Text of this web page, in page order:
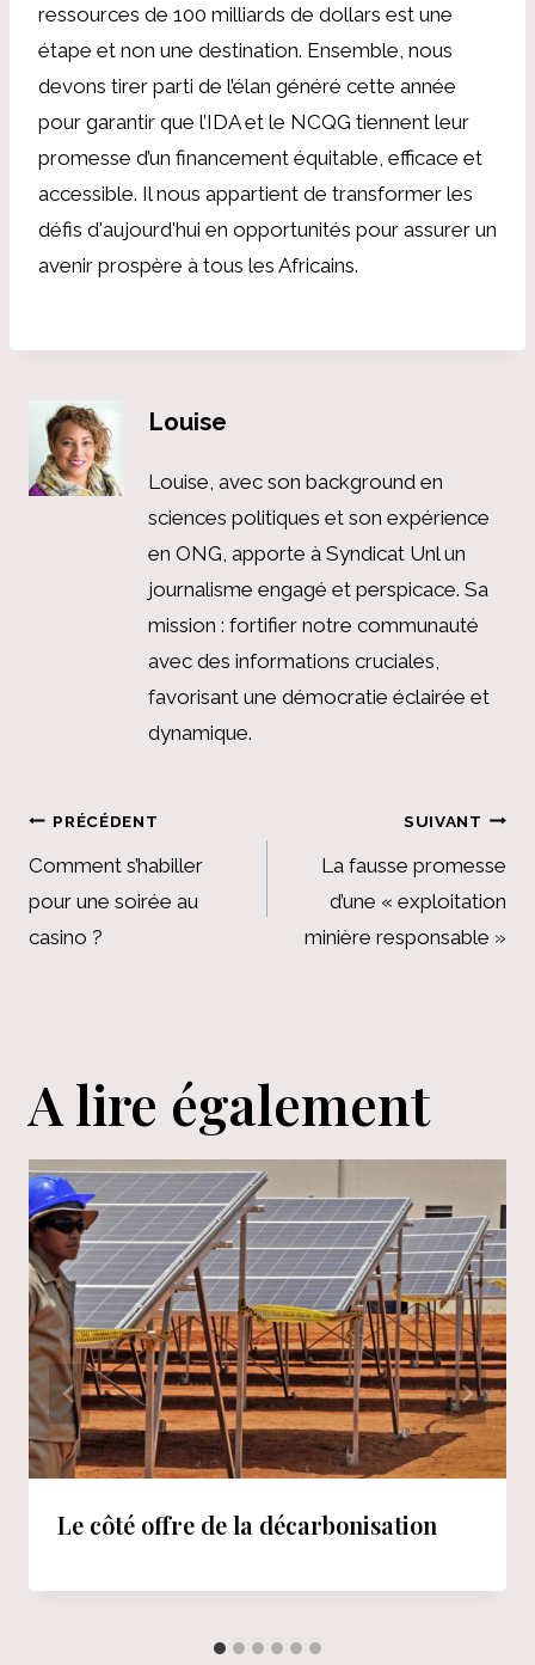
ressources de 100 milliards de dollars est une
étape et non une destination. Ensemble, nous
devons tirer parti de l’élan généré cette année
pour garantir que l’IDA et le NCQG tiennent leur
promesse d’un financement équitable, efficace et
accessible. Il nous appartient de transformer les
défis d'aujourd'hui en opportunités pour assurer un
avenir prospère à tous les Africains.
Louise
Louise, avec son background en
sciences politiques et son expérience
en ONG, apporte à Syndicat Unl un
journalisme engagé et perspicace. Sa
mission : fortifier notre communauté
avec des informations cruciales,
favorisant une démocratie éclairée et
dynamique.
Navigation
de
l’article
PRÉCÉDENT
Comment s’habiller
pour une soirée au
casino ?
SUIVANT
La fausse promesse
d’une « exploitation
minière responsable »
A lire également
Le côté offre de la décarbonisation